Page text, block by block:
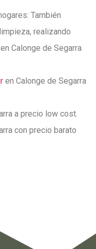
También
realizando
Calonge de Segarra
en Calonge de Segarra
a precio low cost.
con precio barato